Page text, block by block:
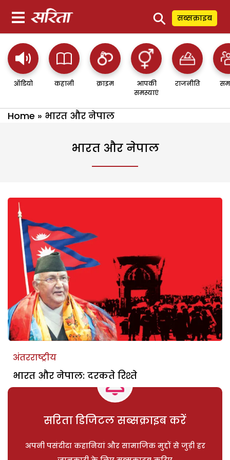
⚲ सब्सक्राइब
ऑडियो कहानी क्राइम
आपकी
समस्याएं
राजनीति
Home » भारत और नेपाल
भारत और नेपाल
अंतरराष्ट्रीय
भारत और नेपाल: दरकते रिश्ते
सरिता डिजिटल सब्सक्राइब करें
अपनी पसंदीदा कहानियां और सामाजिक मुद्दों से जुड़ी हर